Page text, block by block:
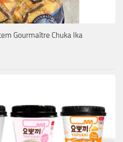
Gourmaître Chuka Ika